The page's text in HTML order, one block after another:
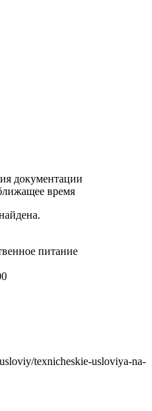
документации
время
питание
texnicheskie-usloviya-na-